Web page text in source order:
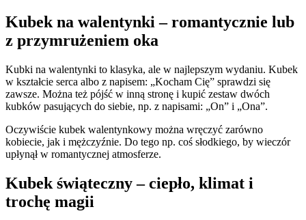
Kubek na walentynki – romantycznie lub
z przymrużeniem oka
Kubki na walentynki to klasyka, ale w najlepszym wydaniu. Kubek
w kształcie serca albo z napisem: „Kocham Cię” sprawdzi się
zawsze. Można też pójść w inną stronę i kupić zestaw dwóch
kubków pasujących do siebie, np. z napisami: „On” i „Ona”.
Oczywiście kubek walentynkowy można wręczyć zarówno
kobiecie, jak i mężczyźnie. Do tego np. coś słodkiego, by wieczór
upłynął w romantycznej atmosferze.
Kubek świąteczny – ciepło, klimat i
trochę magii